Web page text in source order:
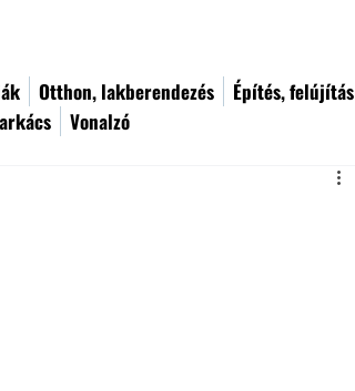
Otthon, lakberendezés Építés, felújítás
Vonalzó